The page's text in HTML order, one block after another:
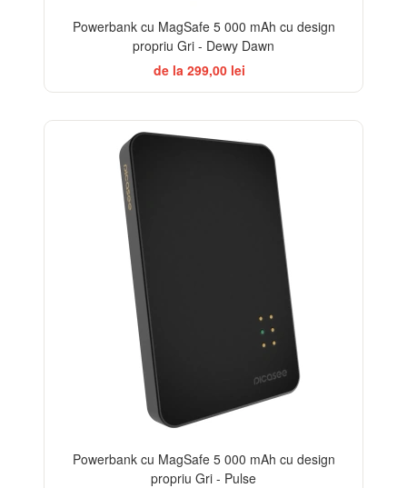
Powerbank cu MagSafe 5 000 mAh cu design
propriu Gri - Dewy Dawn
de la 299,00 lei
Powerbank cu MagSafe 5 000 mAh cu design
propriu Gri - Pulse